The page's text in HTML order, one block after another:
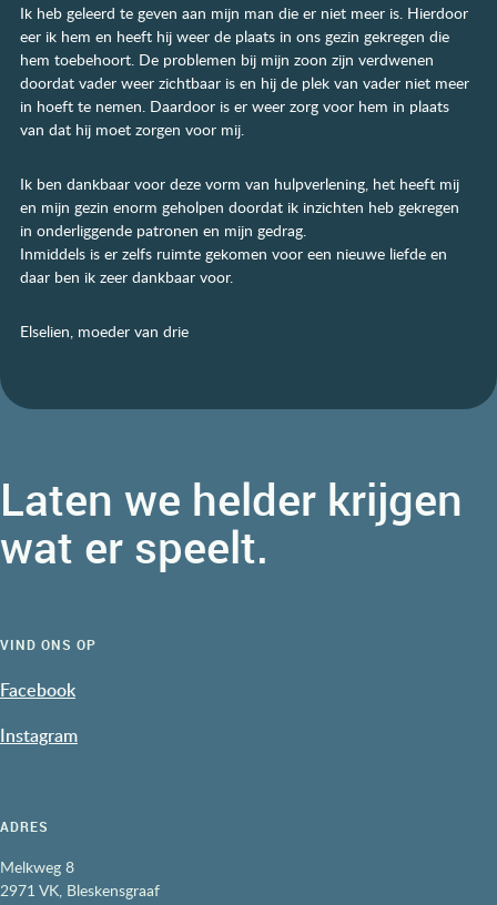
Ik heb geleerd te geven aan mijn man die er niet meer is. Hierdoor
eer ik hem en heeft hij weer de plaats in ons gezin gekregen die
hem toebehoort. De problemen bij mijn zoon zijn verdwenen
doordat vader weer zichtbaar is en hij de plek van vader niet meer
in hoeft te nemen. Daardoor is er weer zorg voor hem in plaats
van dat hij moet zorgen voor mij.
Ik ben dankbaar voor deze vorm van hulpverlening, het heeft mij
en mijn gezin enorm geholpen doordat ik inzichten heb gekregen
in onderliggende patronen en mijn gedrag.
Inmiddels is er zelfs ruimte gekomen voor een nieuwe liefde en
daar ben ik zeer dankbaar voor.
Elselien, moeder van drie
Laten we helder krijgen
wat er speelt.
VIND ONS OP
Facebook
Instagram
ADRES
Melkweg 8
2971 VK, Bleskensgraaf